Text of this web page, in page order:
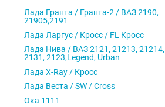
Лада Гранта / Гранта-2 / ВАЗ 2190,
21905,2191
Лада Ларгус / Кросс / FL Кросс
Лада Нива / ВАЗ 2121, 21213, 21214,
2131, 2123,Legend, Urban
Лада X-Ray / Кросс
Лада Веста / SW / Cross
Ока 1111